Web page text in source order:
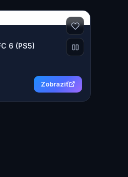
6 (PS5)
Zobraziť